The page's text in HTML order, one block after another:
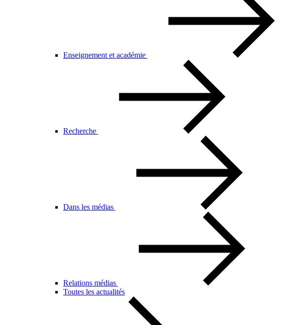
Enseignement et académie
Recherche
Dans les médias
Relations médias
Toutes les actualités